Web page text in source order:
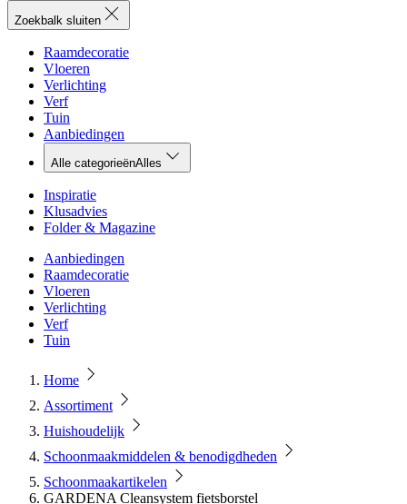
Zoekbalk sluiten
Raamdecoratie
Vloeren
Verlichting
Verf
Tuin
Aanbiedingen
Alle categorieënAlles
Inspiratie
Klusadvies
Folder & Magazine
Aanbiedingen
Raamdecoratie
Vloeren
Verlichting
Verf
Tuin
Home
Assortiment
Huishoudelijk
Schoonmaakmiddelen & benodigdheden
Schoonmaakartikelen
GARDENA Cleansystem fietsborstel